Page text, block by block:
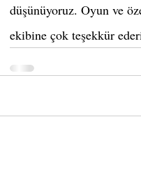
düşünüyoruz. Oyun ve
ekibine çok teşekkür